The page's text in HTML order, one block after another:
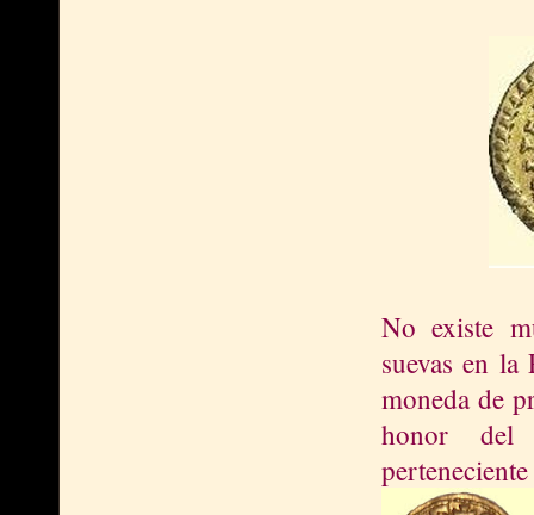
No existe
suevas en
moneda de
honor del